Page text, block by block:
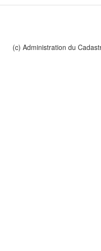
(c) Administration du